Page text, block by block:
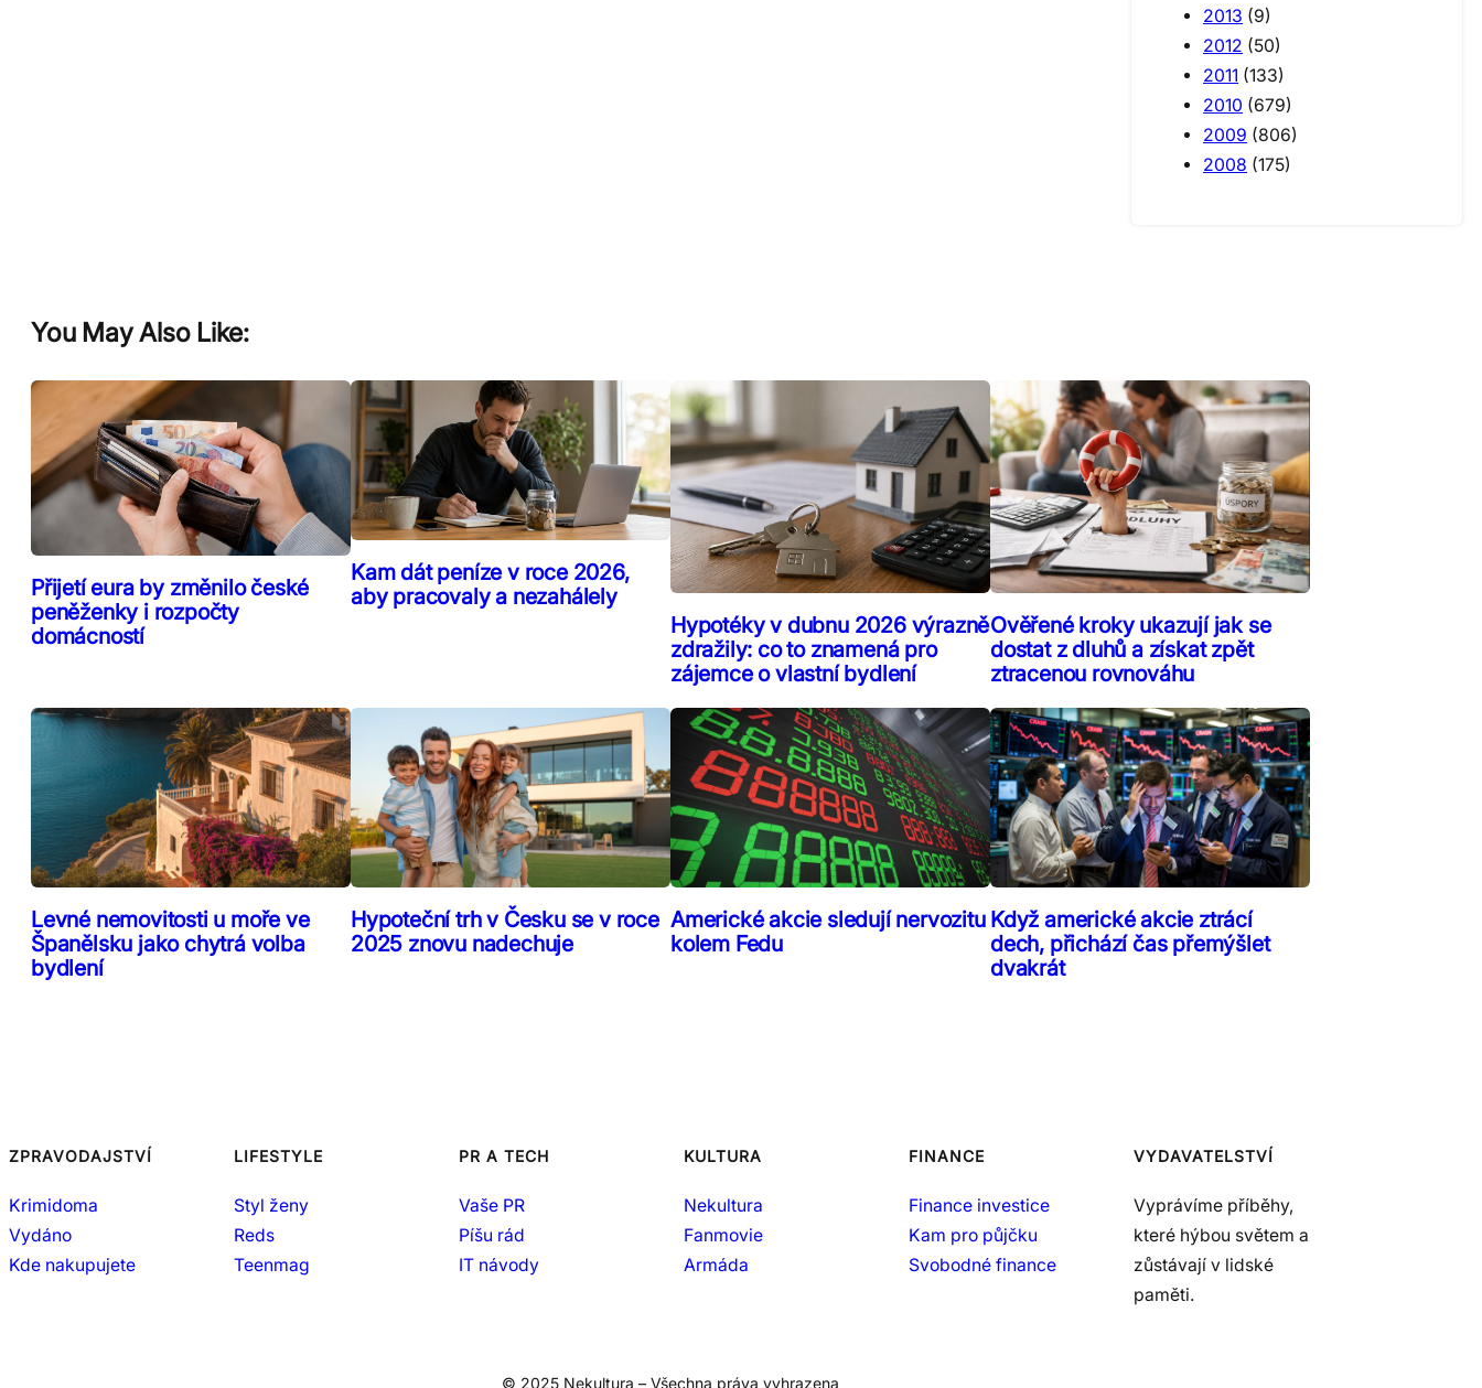
2013 (9)
2012 (50)
2011 (133)
2010 (679)
2009 (806)
2008 (175)
You May Also Like:
Přijetí eura by změnilo české
peněženky i rozpočty
domácností
Kam dát peníze v roce 2026,
aby pracovaly a nezahálely
Hypotéky v dubnu 2026 výrazně
zdražily: co to znamená pro
zájemce o vlastní bydlení
Ověřené kroky ukazují jak se
dostat z dluhů a získat zpět
ztracenou rovnováhu
Levné nemovitosti u moře ve
Španělsku jako chytrá volba
bydlení
Hypoteční trh v Česku se v roce
2025 znovu nadechuje
Americké akcie sledují nervozitu
kolem Fedu
Když americké akcie ztrácí
dech, přichází čas přemýšlet
dvakrát
ZPRAVODAJSTVÍ
Krimidoma
Vydáno
Kde nakupujete
LIFESTYLE
Styl ženy
Reds
Teenmag
PR A TECH
Vaše PR
Píšu rád
IT návody
KULTURA
Nekultura
Fanmovie
Armáda
FINANCE
Finance investice
Kam pro půjčku
Svobodné finance
VYDAVATELSTVÍ
Vyprávíme příběhy,
které hýbou světem a
zůstávají v lidské
paměti.
© 2025 Nekultura – Všechna práva vyhrazena